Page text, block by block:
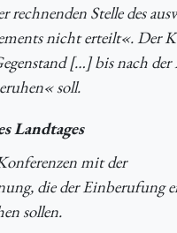
Stelle des
nicht erteilt«. Der
[…] bis nach
soll.
Landtages
mit der
die der Einberufung
sollen.